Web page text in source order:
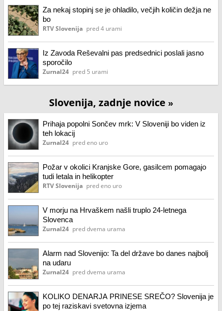
Za nekaj stopinj se je ohladilo, večjih količin dežja ne
bo
RTV Slovenija pred 4 urami
Iz Zavoda Reševalni pas predsednici poslali jasno
sporočilo
Zurnal24 pred 5 urami
Slovenija, zadnje novice »
Prihaja popolni Sončev mrk: V Sloveniji bo viden iz
teh lokacij
Zurnal24 pred eno uro
Požar v okolici Kranjske Gore, gasilcem pomagajo
tudi letala in helikopter
RTV Slovenija pred eno uro
V morju na Hrvaškem našli truplo 24-letnega
Slovenca
Zurnal24 pred dvema urama
Alarm nad Slovenijo: Ta del države bo danes najbolj
na udaru
Zurnal24 pred dvema urama
KOLIKO DENARJA PRINESE SREČO? Slovenija je
po tej raziskavi svetovna izjema